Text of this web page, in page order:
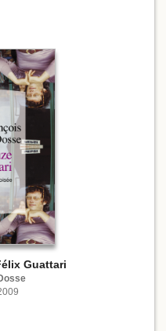
Guattari